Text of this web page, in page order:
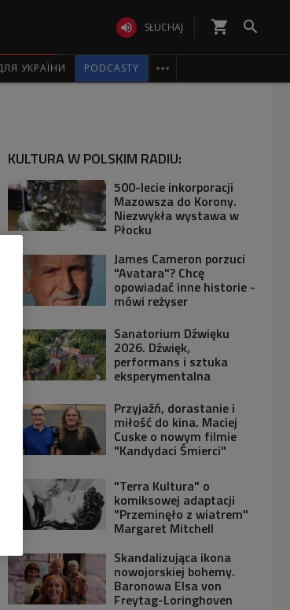
 SŁUCHAJ shopping_cart 
УКРАЇНИ PODCASTY 
KULTURA W POLSKIM RADIU:
500-lecie inkorporacji
Mazowsza do Korony.
Niezwykła wystawa w
Płocku
James Cameron porzuci
"Avatara"? Chcę
opowiadać inne historie -
mówi reżyser
Sanatorium Dźwięku
2026. Dźwięk,
performans i sztuka
eksperymentalna
Przyjaźń, dorastanie i
miłość do kina. Maciej
Cuske o nowym filmie
"Kandydaci Śmierci"
"Terra Kultura" o
komiksowej adaptacji
"Przeminęło z wiatrem"
Margaret Mitchell
Skandalizująca ikona
nowojorskiej bohemy.
Baronowa Elsa von
Freytag-Loringhoven